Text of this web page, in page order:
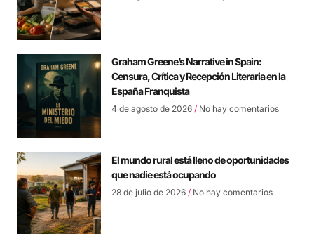
Graham Greene’s Narrative in Spain:
Censura, Crítica y Recepción Literaria en la
España Franquista
4 de agosto de 2026 No hay comentarios
El mundo rural está lleno de oportunidades
que nadie está ocupando
28 de julio de 2026 No hay comentarios